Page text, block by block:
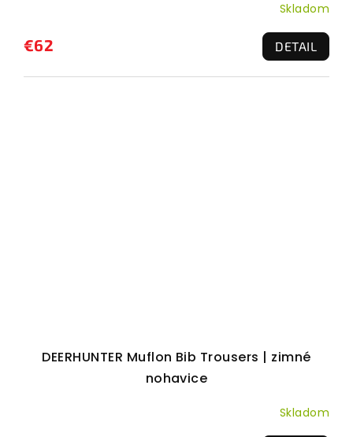
Skladom
€62 DETAIL
DEERHUNTER Muflon Bib Trousers | zimné
nohavice
Skladom